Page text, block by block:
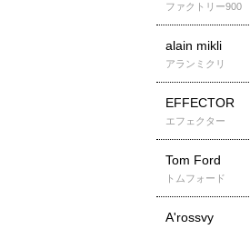
ファクトリー900
alain mikli
アランミクリ
EFFECTOR
エフェクター
Tom Ford
トムフォード
A'rossvy